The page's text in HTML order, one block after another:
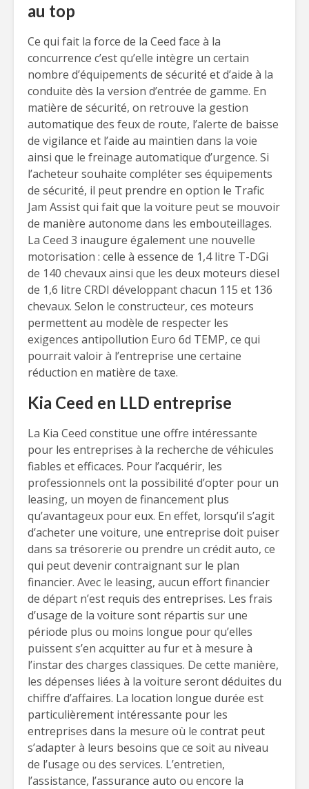
au top
Ce qui fait la force de la Ceed face à la
concurrence c’est qu’elle intègre un certain
nombre d’équipements de sécurité et d’aide à la
conduite dès la version d’entrée de gamme. En
matière de sécurité, on retrouve la gestion
automatique des feux de route, l’alerte de baisse
de vigilance et l’aide au maintien dans la voie
ainsi que le freinage automatique d’urgence. Si
l’acheteur souhaite compléter ses équipements
de sécurité, il peut prendre en option le Trafic
Jam Assist qui fait que la voiture peut se mouvoir
de manière autonome dans les embouteillages.
La Ceed 3 inaugure également une nouvelle
motorisation : celle à essence de 1,4 litre T-DGi
de 140 chevaux ainsi que les deux moteurs diesel
de 1,6 litre CRDI développant chacun 115 et 136
chevaux. Selon le constructeur, ces moteurs
permettent au modèle de respecter les
exigences antipollution Euro 6d TEMP, ce qui
pourrait valoir à l’entreprise une certaine
réduction en matière de taxe.
Kia Ceed en LLD entreprise
La Kia Ceed constitue une offre intéressante
pour les entreprises à la recherche de véhicules
fiables et efficaces. Pour l’acquérir, les
professionnels ont la possibilité d’opter pour un
leasing, un moyen de financement plus
qu’avantageux pour eux. En effet, lorsqu’il s’agit
d’acheter une voiture, une entreprise doit puiser
dans sa trésorerie ou prendre un crédit auto, ce
qui peut devenir contraignant sur le plan
financier. Avec le leasing, aucun effort financier
de départ n’est requis des entreprises. Les frais
d’usage de la voiture sont répartis sur une
période plus ou moins longue pour qu’elles
puissent s’en acquitter au fur et à mesure à
l’instar des charges classiques. De cette manière,
les dépenses liées à la voiture seront déduites du
chiffre d’affaires. La location longue durée est
particulièrement intéressante pour les
entreprises dans la mesure où le contrat peut
s’adapter à leurs besoins que ce soit au niveau
de l’usage ou des services. L’entretien,
l’assistance, l’assurance auto ou encore la